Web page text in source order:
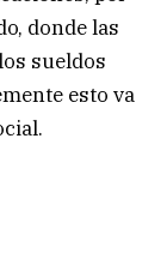
donde las
sueldos
esto va